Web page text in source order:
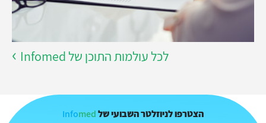
לכל עולמות התוכן של Infomed
הצטרפו לניוזלטר השבועי של Infomed